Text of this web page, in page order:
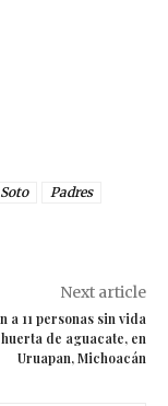
Padres
Next article
a 11 personas sin vida
de aguacate, en
Uruapan, Michoacán